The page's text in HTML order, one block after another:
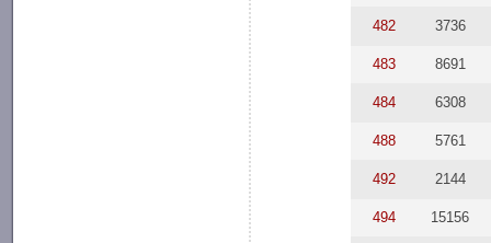
482 3736
483 8691
484 6308
488 5761
492 2144
494 15156